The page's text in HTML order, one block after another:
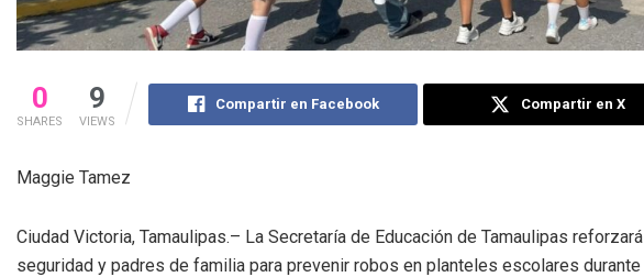
0
SHARES
9
VIEWS
Compartir en Facebook Compartir en X
Maggie Tamez
Ciudad Victoria, Tamaulipas.– La Secretaría de Educación de Tamaulipas
seguridad y padres de familia para prevenir robos en planteles escolares